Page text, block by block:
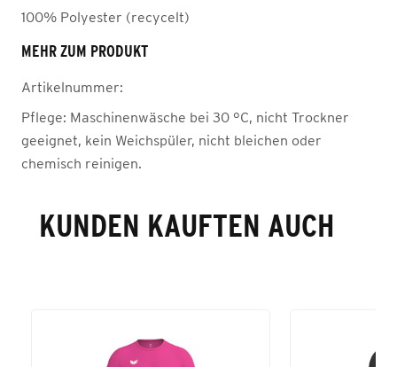
100% Polyester (recycelt)
MEHR ZUM PRODUKT
Artikelnummer:
Pflege: Maschinenwäsche bei 30 °C, nicht Trockner
geeignet, kein Weichspüler, nicht bleichen oder
chemisch reinigen.
KUNDEN KAUFTEN AUCH